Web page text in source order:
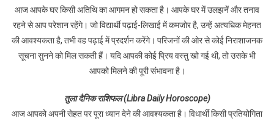
आज आपके घर किसी अतिथि का आगमन हो सकता है। आपके घर में उलझनें और तनाव
रहने से आप परेशान रहेंगे। जो विद्यार्थी पढ़ाई-लिखाई में कमजोर है, उन्हें अत्यधिक मेहनत
की आवश्यकता है, तभी वह पढ़ाई में प्रदर्शन करेंगे। परिजनों की ओर से कोई निराशाजनक
सूचना सुनने को मिल सकती हैं। यदि आपकी कोई प्रिय वस्तु खो गई थी, तो उसके भी
आपको मिलने की पूरी संभावना है।
तुला दैनिक राशिफल (Libra Daily Horoscope)
आज आपको अपनी सेहत पर पूरा ध्यान देने की आवश्यकता है। विधार्थी किसी प्रतियोगिता